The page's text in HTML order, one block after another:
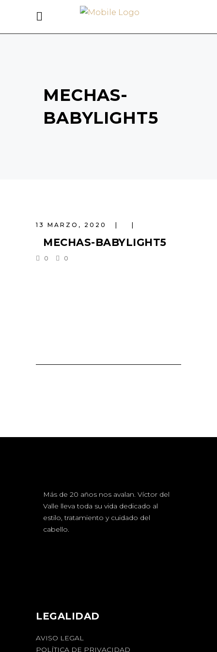
MECHAS-
BABYLIGHT5
13 MARZO, 2020
MECHAS-BABYLIGHT5
0 0
Más de 20 años nos avalan. Víctor del
Valle lleva toda su vida dedicado al
estilo, tratamiento y cuidado del
cabello.
LEGALIDAD
AVISO LEGAL
POLÍTICA DE PRIVACIDAD